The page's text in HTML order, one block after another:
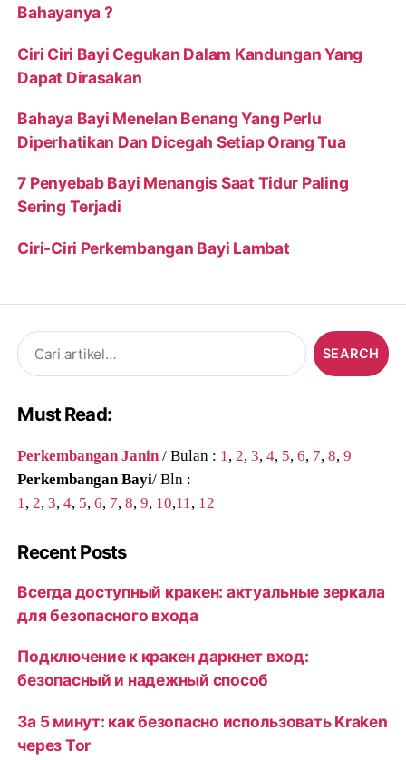
Bahayanya ?
Ciri Ciri Bayi Cegukan Dalam Kandungan Yang
Dapat Dirasakan
Bahaya Bayi Menelan Benang Yang Perlu
Diperhatikan Dan Dicegah Setiap Orang Tua
7 Penyebab Bayi Menangis Saat Tidur Paling
Sering Terjadi
Ciri-Ciri Perkembangan Bayi Lambat
Search
for:
Must Read:
Perkembangan Janin / Bulan : 1 , 2,3,4, 5,6, 7,8,9
Perkembangan Bayi/ Bln :
1 , 2,3,4, 5,6, 7,8,9, 10,11 , 12
Recent Posts
Всегда доступный кракен: актуальные зеркала
для безопасного входа
Подключение к кракен даркнет вход:
безопасный и надежный способ
За 5 минут: как безопасно использовать Kraken
через Tor